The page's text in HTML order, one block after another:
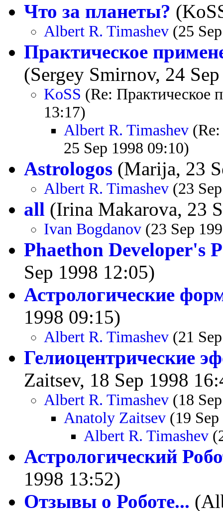
Что за планеты?
Albert R. Timashev (25
Практическое
(Sergey Smirnov, 24
KoSS (Re: Практическое
13:17)
Albert R. Timashev
25 Sep 1998 09:10)
Astrologos (Marija, 23
Albert R. Timashev (23
all (Irina Makarova, 23
Ivan Bogdanov (23 Sep
Phaethon Developer's
Sep 1998 12:05)
Астрологические
1998 09:15)
Albert R. Timashev (21
Гелиоцентрические
Zaitsev, 18 Sep 1998
Albert R. Timashev (18
Anatoly Zaitsev (19
Albert R. Timashev
Астрологический
1998 13:52)
Отзывы о Роботе...